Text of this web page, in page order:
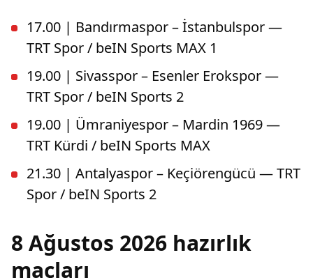
17.00 | Bandırmaspor – İstanbulspor —
TRT Spor / beIN Sports MAX 1
19.00 | Sivasspor – Esenler Erokspor —
TRT Spor / beIN Sports 2
19.00 | Ümraniyespor – Mardin 1969 —
TRT Kürdi / beIN Sports MAX
21.30 | Antalyaspor – Keçiörengücü — TRT
Spor / beIN Sports 2
8 Ağustos 2026 hazırlık
maçları